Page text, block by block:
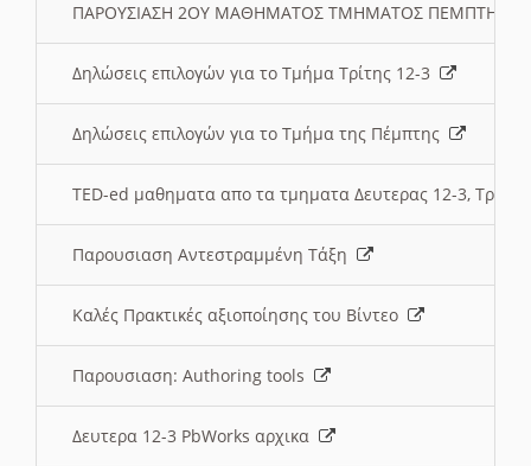
ΠΑΡΟΥΣΙΑΣΗ 2ΟΥ ΜΑΘΗΜΑΤΟΣ ΤΜΗΜΑΤΟΣ
Δηλώσεις επιλογών για το Τμήμα Τρίτης 12-3
Δηλώσεις επιλογών για το Τμήμα της Πέμπτης
TED-ed μαθηματα απο τα τμηματα Δευτερας 12-3,
Παρουσιαση Αντεστραμμένη Τάξη
Καλές Πρακτικές αξιοποίησης του Βίντεο
Παρουσιαση: Authoring tools
Δευτερα 12-3 PbWorks αρχικα